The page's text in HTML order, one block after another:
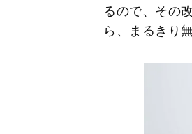
るので、その
ら、まるきり